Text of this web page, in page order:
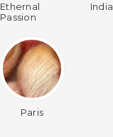
Ethernal
Passion
India
Paris